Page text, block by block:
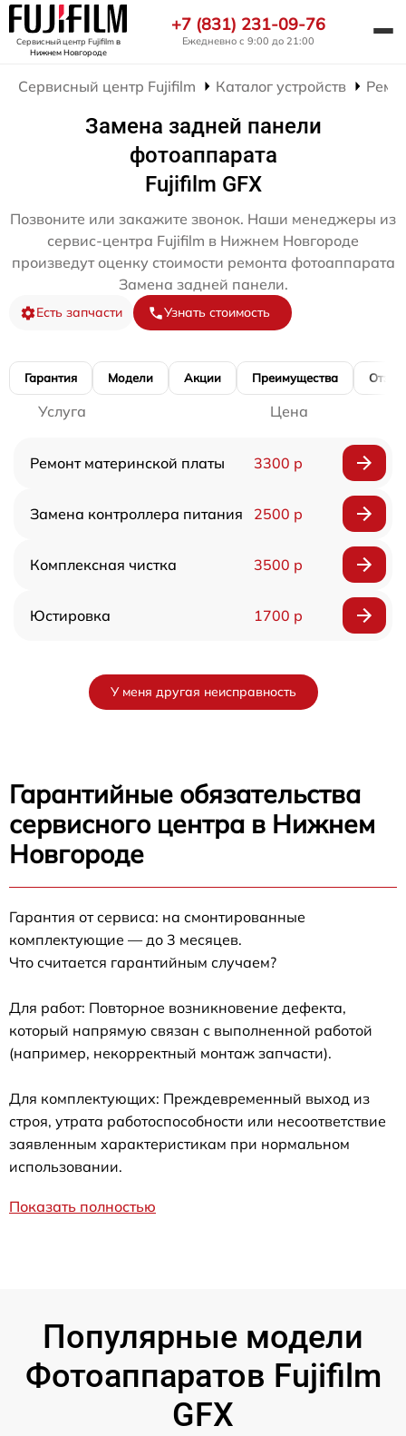
Сервисный центр Fujifilmв
Нижнем Новгороде
+7 (831) 231-09-76
Ежедневно с 9:00 до 21:00
Сервисный центр Fujifilm Каталог устройств
Замена задней панели
фотоаппарата
Fujifilm GFX
Позвоните или закажите звонок. Наши менеджеры из
сервис-центра Fujifilm в Нижнем Новгороде
произведут оценку стоимости ремонта фотоаппарата
Замена задней панели.
Есть запчасти Узнать стоимость
Гарантия Модели Акции Преимущества
Услуга Цена
Ремонт материнской платы 3300 р
Замена контроллера питания 2500 р
Комплексная чистка 3500 р
Юстировка 1700 р
У меня другая неисправность
Гарантийные обязательства
сервисного центра в Нижнем
Новгороде
Гарантия от сервиса: на смонтированные
комплектующие — до 3 месяцев.
Что считается гарантийным случаем?
Для работ: Повторное возникновение дефекта,
который напрямую связан с выполненной работой
(например, некорректный монтаж запчасти).
Для комплектующих: Преждевременный выход из
строя, утрата работоспособности или несоответствие
заявленным характеристикам при нормальном
использовании.
Показать полностью
Популярные модели
Фотоаппаратов Fujifilm
GFX